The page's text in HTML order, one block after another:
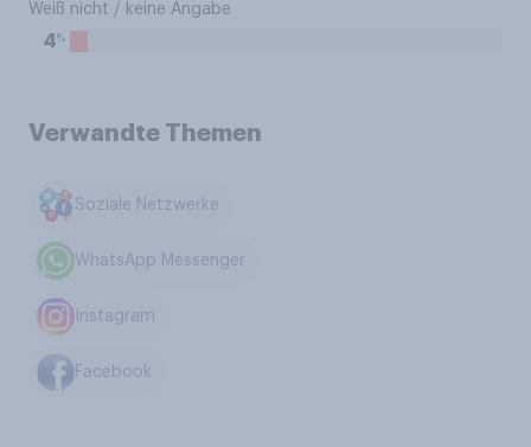
Weiß nicht / keine Angabe
4%
Verwandte Themen
Soziale Netzwerke
WhatsApp Messenger
Instagram
Facebook